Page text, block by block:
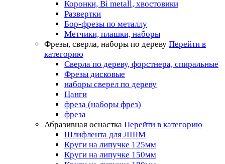
Коронки, Bi metall, хвостовики
Развертки
Бор-фрезы по металлу
Метчики, плашки, наборы
Фрезы, сверла, наборы по дереву Перейти в
категорию
Сверла по дереву, форстнера, спиральные
Фрезы дисковые
наборы сверел по дереву
Цанги
фреза (наборы фрез)
фреза
Абразивная оснастка Перейти в категорию
Шлифлента для ЛШМ
Круги на липучке 125мм
Круги на липучке 150мм